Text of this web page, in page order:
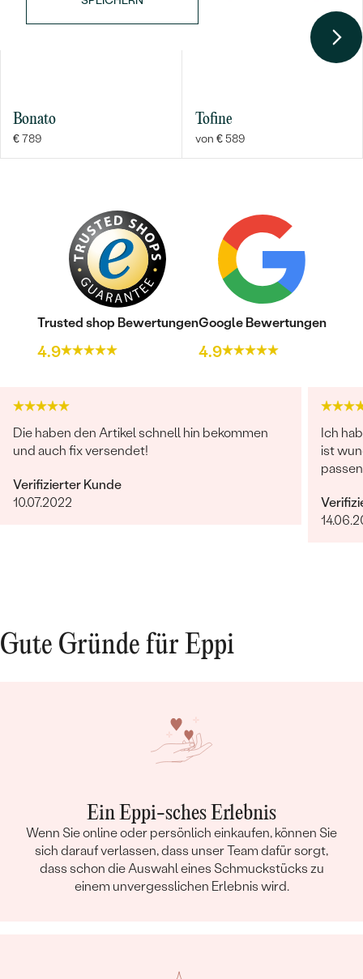
Bonato
€ 789
Tofine
von € 589
Trusted shop Bewertungen
4.9
Google Bewertungen
4.9
Die haben den Artikel schnell hin bekommen
und auch fix versendet!
Verifizierter Kunde
10.07.2022
Ich
ist
Gute Gründe für Eppi
Ein Eppi-sches Erlebnis
Wenn Sie online oder persönlich einkaufen, können Sie
sich darauf verlassen, dass unser Team dafür sorgt,
dass schon die Auswahl eines Schmuckstücks zu
einem unvergesslichen Erlebnis wird.